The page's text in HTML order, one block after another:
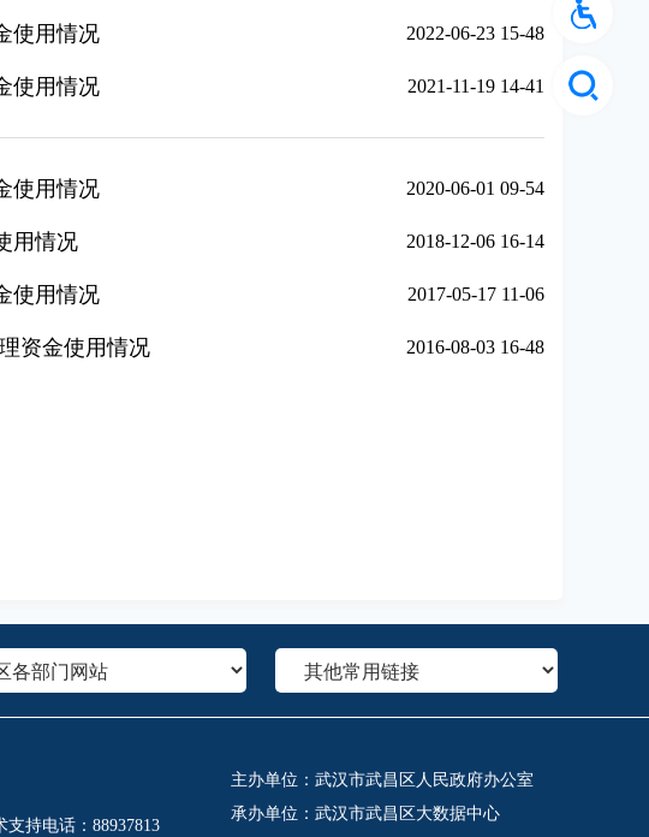
使用情况 2022-06-23 15-48
使用情况 2021-11-19 14-41
使用情况 2020-06-01 09-54
用情况 2018-12-06 16-14
使用情况 2017-05-17 11-06
资金使用情况 2016-08-03 16-48
持电话：88937813
主办单位：武汉市武昌区人民政府办公室
承办单位：武汉市武昌区大数据中心